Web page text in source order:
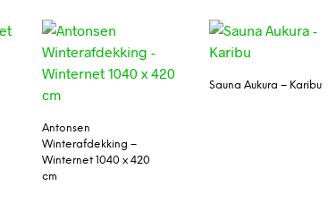
Antonsen
Winterafdekking –
Winternet 1040 x 420
cm
Sauna Aukura – Karibu